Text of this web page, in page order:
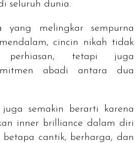
seluruh dunia.
yang melingkar sempurna
cincin nikah tidak
perhiasan, tetapi juga
abadi antara dua
juga semakin berarti karena
inner brilliance dalam diri
cantik, berharga, dan